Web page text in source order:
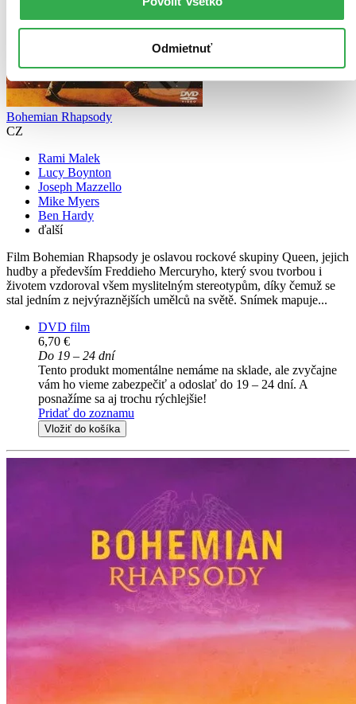
Odmietnuť
Bohemian Rhapsody
CZ
Rami Malek
Lucy Boynton
Joseph Mazzello
Mike Myers
Ben Hardy
ďalší
Film Bohemian Rhapsody je oslavou rockové skupiny Queen, jejich
hudby a především Freddieho Mercuryho, který svou tvorbou i
životem vzdoroval všem myslitelným stereotypům, díky čemuž se
stal jedním z nejvýraznějších umělců na světě. Snímek mapuje...
DVD film
6,70 €
Do 19 – 24 dní
Tento produkt momentálne nemáme na sklade, ale zvyčajne
vám ho vieme zabezpečiť a odoslať do 19 – 24 dní. A
posnažíme sa aj trochu rýchlejšie!
Pridať do zoznamu
Vložiť do košíka